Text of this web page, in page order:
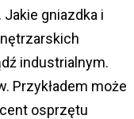
gniazdka i
industrialnym.
Przykładem może
osprzętu